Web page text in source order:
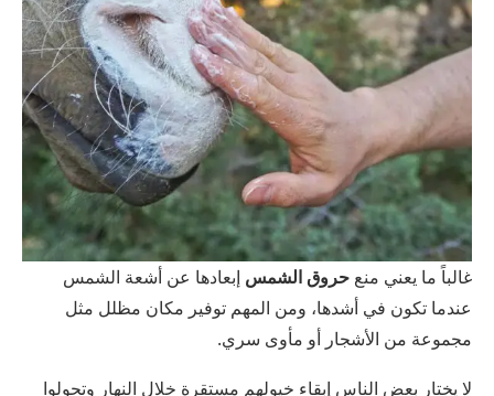
غالباً ما يعني منع حروق الشمس إبعادها عن أشعة الشمس
عندما تكون في أشدها، ومن المهم توفير مكان مظلل مثل
مجموعة من الأشجار أو مأوى سري.
لا يختار بعض الناس إبقاء خيولهم مستقرة خلال النهار وتحولوا